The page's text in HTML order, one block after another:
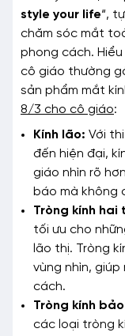
style your life“,
chăm sóc mắt
phong cách.
cô giáo thường
sản phẩm mắt
8/3 cho cô giáo:
Kính lão: Với
đến hiện đại,
giáo nhìn rõ
báo mà không
Tròng kính
tối ưu cho
lão thị. Tròng
vùng nhìn,
cách.
Tròng kính
các loại tròng